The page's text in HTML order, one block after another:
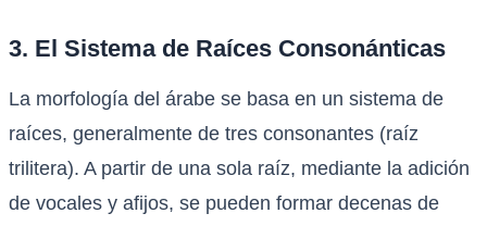
3. El Sistema de Raíces Consonánticas
La morfología del árabe se basa en un sistema de
raíces, generalmente de tres consonantes (raíz
trilitera). A partir de una sola raíz, mediante la adición
de vocales y afijos, se pueden formar decenas de